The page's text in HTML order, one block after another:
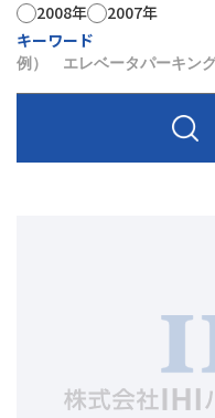
2008年
2007年
キーワード